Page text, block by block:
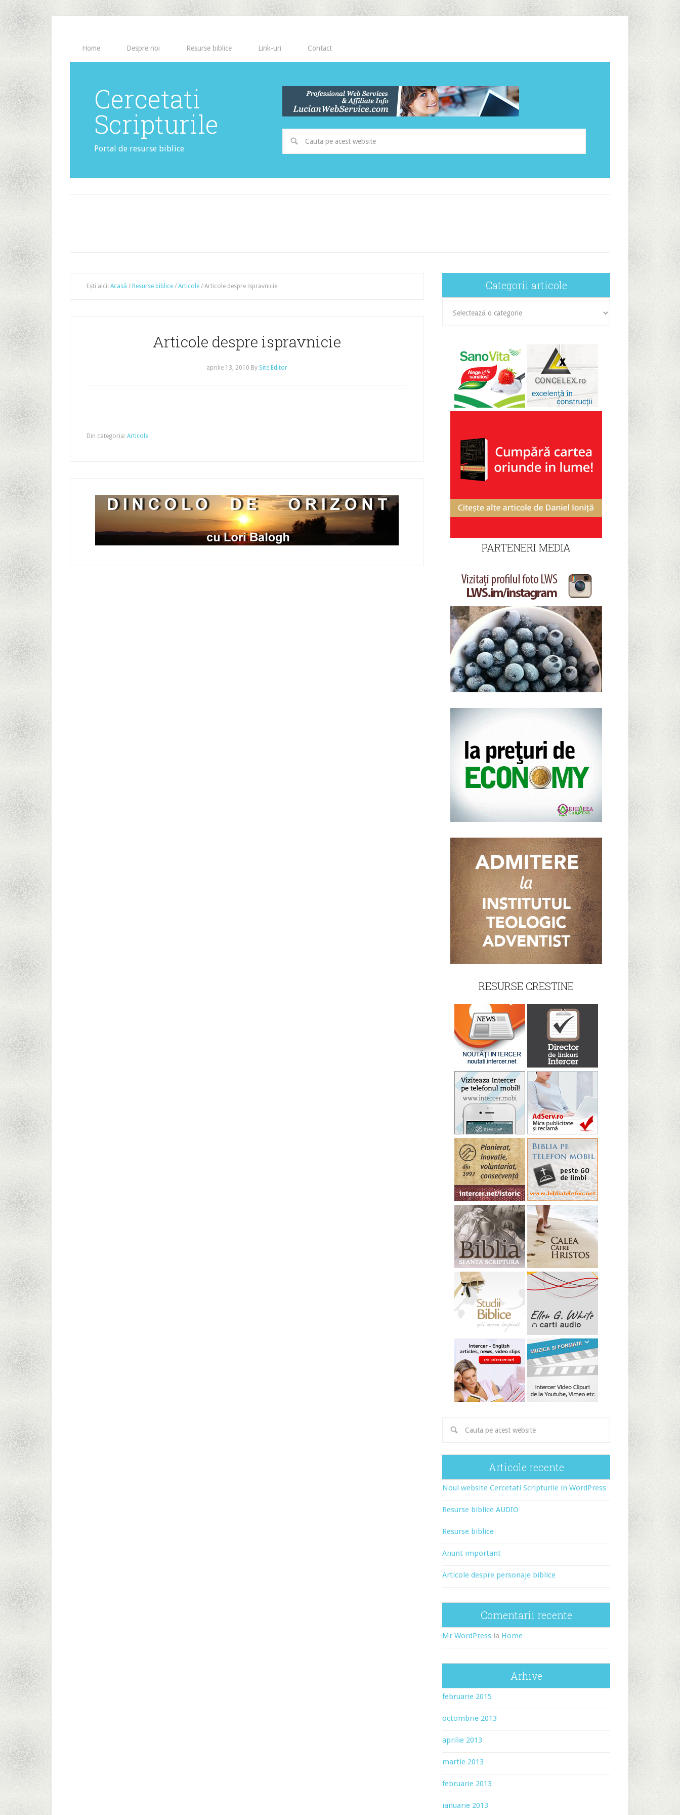
Home Despre noi Resurse biblice Link-uri Contact
Cercetati
Scripturile
Portal de resurse biblice
Ești aici: Acasă / Resurse biblice / Articole / Articole despre ispravnicie
Articole despre ispravnicie
aprilie 13, 2010 By Site Editor
Din categoria: Articole
Categorii articole
articole
PARTENERI MEDIA
RESURSE CRESTINE
Articole recente
Noul website Cercetati Scripturile in WordPress
Resurse biblice AUDIO
Resurse biblice
Anunt important
Articole despre personaje biblice
Comentarii recente
Mr WordPress la Home
Arhive
februarie 2015
octombrie 2013
aprilie 2013
martie 2013
februarie 2013
ianuarie 2013